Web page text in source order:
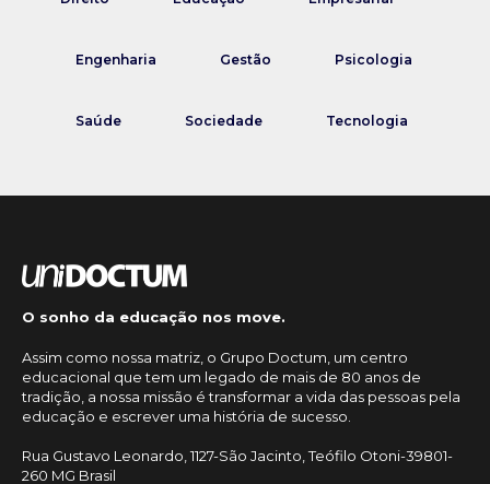
Engenharia Gestão Psicologia
Saúde Sociedade Tecnologia
O sonho da educação nos move.
Assim como nossa matriz, o Grupo Doctum, um centro
educacional que tem um legado de mais de 80 anos de
tradição, a nossa missão é transformar a vida das pessoas pela
educação e escrever uma história de sucesso.
Rua Gustavo Leonardo, 1127-São Jacinto, Teófilo Otoni-39801-
260 MG Brasil